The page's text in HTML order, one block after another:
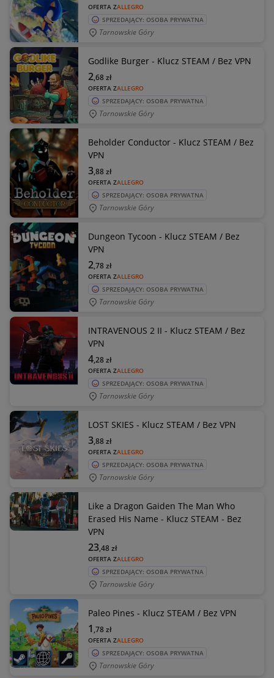
OFERTA ZALLEGRO
SPRZEDAJĄCY: OSOBA PRYWATNA
Tarnowskie Góry
Godlike Burger - Klucz STEAM / Bez VPN
OFERTA ZALLEGRO
2,68zł
SPRZEDAJĄCY: OSOBA PRYWATNA
Tarnowskie Góry
Beholder Conductor - Klucz STEAM / Bez
VPN
OFERTA ZALLEGRO
3,88zł
SPRZEDAJĄCY: OSOBA PRYWATNA
Tarnowskie Góry
Dungeon Tycoon - Klucz STEAM / Bez
VPN
OFERTA ZALLEGRO
2,78zł
SPRZEDAJĄCY: OSOBA PRYWATNA
Tarnowskie Góry
INTRAVENOUS 2 II - Klucz STEAM / Bez
VPN
OFERTA ZALLEGRO
4,28zł
SPRZEDAJĄCY: OSOBA PRYWATNA
Tarnowskie Góry
LOST SKIES - Klucz STEAM / Bez VPN
OFERTA ZALLEGRO
3,88zł
SPRZEDAJĄCY: OSOBA PRYWATNA
Tarnowskie Góry
Like a Dragon Gaiden The Man Who
Erased His Name - Klucz STEAM - Bez
VPN
OFERTA ZALLEGRO
23,48zł
SPRZEDAJĄCY: OSOBA PRYWATNA
Tarnowskie Góry
Paleo Pines - Klucz STEAM / Bez VPN
OFERTA ZALLEGRO
1 ,78zł
SPRZEDAJĄCY: OSOBA PRYWATNA
Tarnowskie Góry